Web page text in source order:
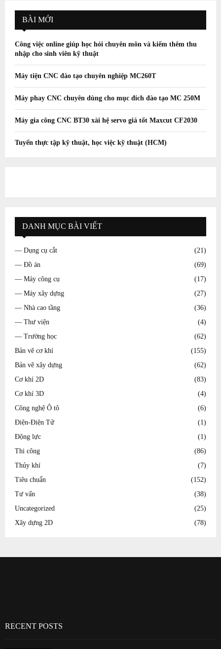
BÀI MỚI
Công việc online giúp học hỏi chuyên môn và kiếm thêm thu
nhập cho sinh viên kỹ thuật
Máy tiện CNC đào tạo chuyên nghiệp MC260T
Máy phay CNC chuyên dùng cho mục đích đào tạo MC 250M
Máy gia công CNC BT30 xài hệ servo giá tốt Maxcut CF2030
Tuyển thực tập kỹ thuật, học việc kỹ thuật (HCM)
DANH MỤC BÀI VIẾT
— Dụng cụ cắt
(21)
— Đồ án
(69)
— Máy công cụ
(17)
— Máy xây dựng
(27)
— Nhà cao tầng
(36)
— Thư viện
(4)
— Trường học
(62)
Bản vẽ cơ khí
(155)
Bản vẽ xây dựng
(62)
Cơ khí 2D
(83)
Cơ khí 3D
(4)
Công nghệ Ô tô
(6)
Điện-Điện Tử
(1)
Động lực
(1)
Thi công
(86)
Thủy khí
(7)
Tiêu chuẩn
(152)
Tư vấn
(38)
Uncategorized
(25)
Xây dựng 2D
(78)
RECENT POSTS